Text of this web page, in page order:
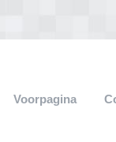
Voorpagina